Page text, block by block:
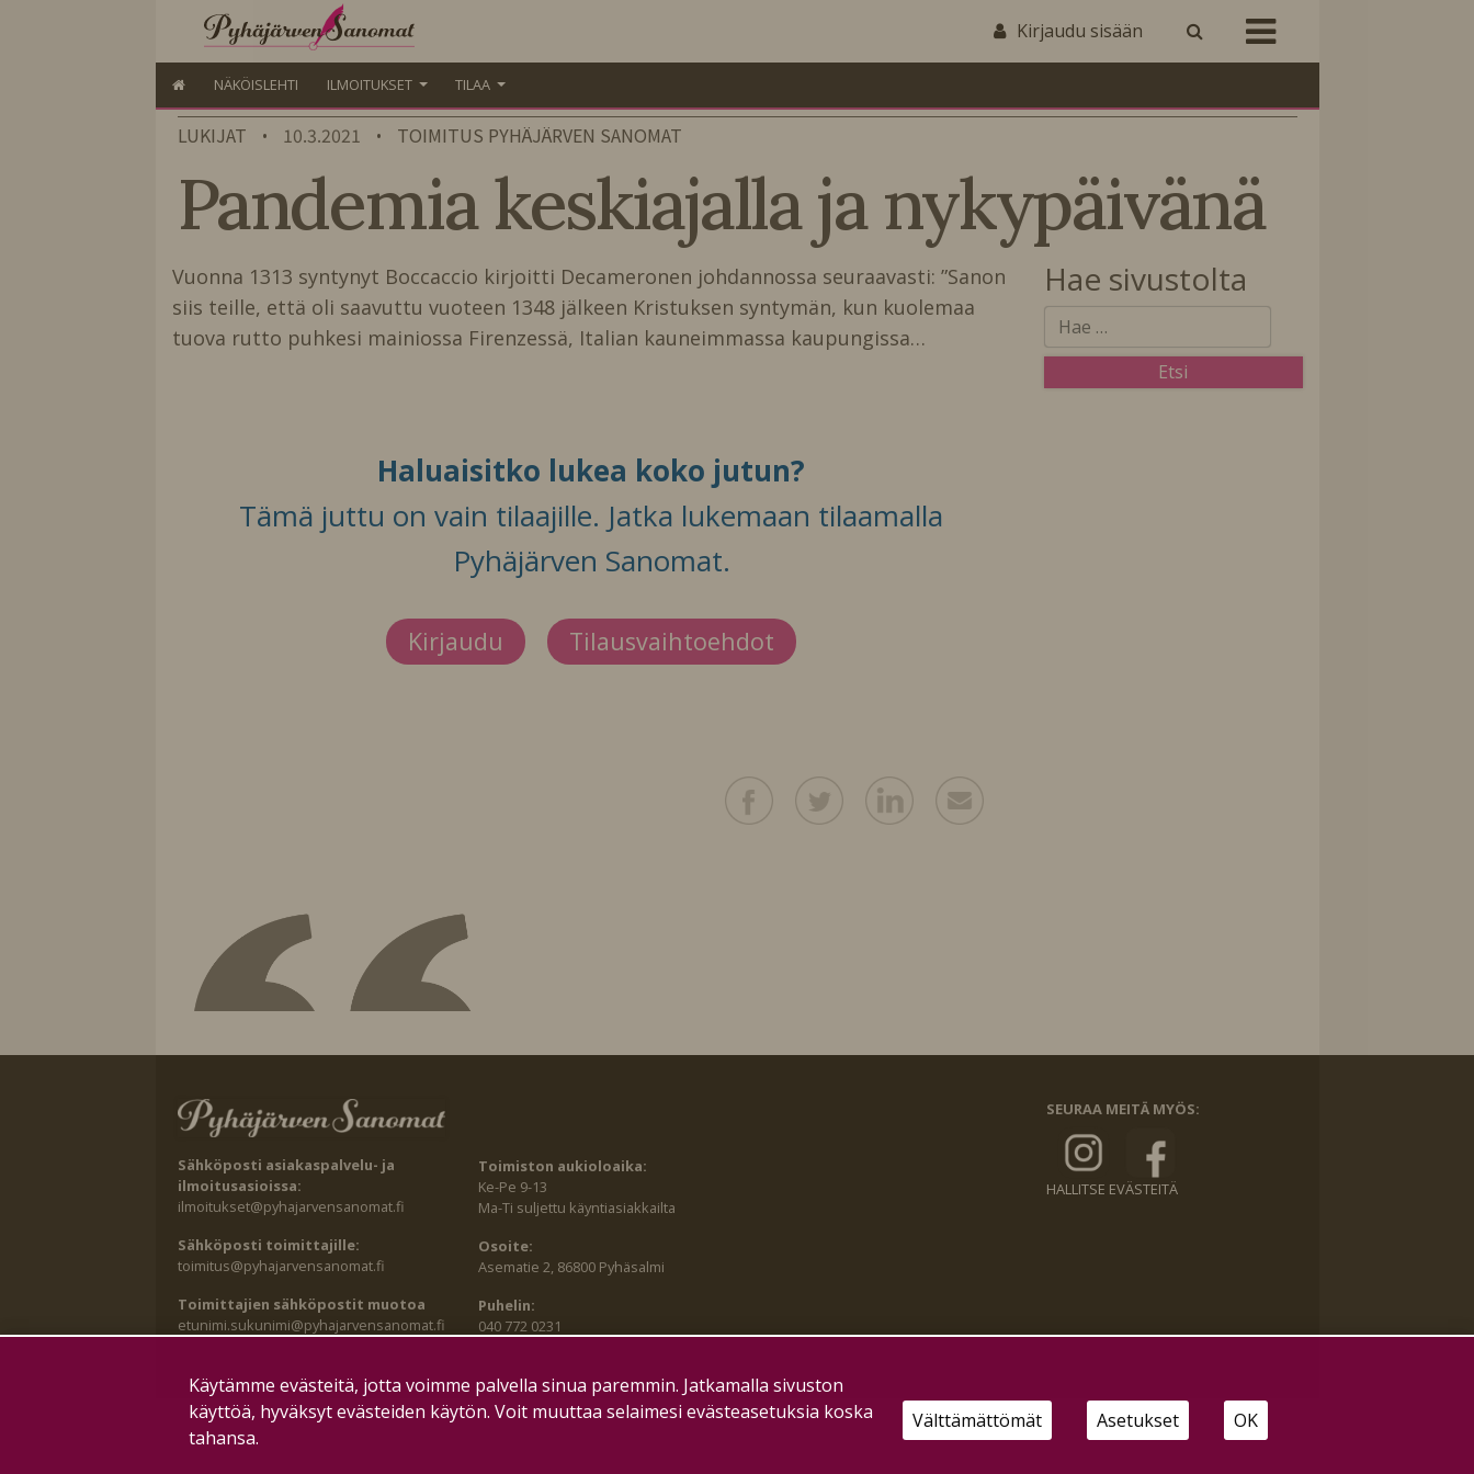
Kirjaudu sisään
NÄKÖISLEHTI ILMOITUKSET TILAA
LUKIJAT • 10.3.2021 • TOIMITUS PYHÄJÄRVEN SANOMAT
Pandemia keskiajalla ja nykypäivänä
Vuonna 1313 syntynyt Boccaccio kirjoitti Decameronen johdannossa seuraavasti: ”Sanon
siis teille, että oli saavuttu vuoteen 1348 jälkeen Kristuksen syntymän, kun kuolemaa
tuova rutto puhkesi mainiossa Firenzessä, Italian kauneimmassa kaupungissa…
Haluaisitko lukea koko jutun?
Tämä juttu on vain tilaajille. Jatka lukemaan tilaamalla
Pyhäjärven Sanomat.
Kirjaudu Tilausvaihtoehdot
Hae sivustolta
Sähköposti asiakaspalvelu- ja
ilmoitusasioissa:
ilmoitukset@pyhajarvensanomat.fi
Sähköposti toimittajille:
toimitus@pyhajarvensanomat.fi
Toimittajien sähköpostit muotoa
etunimi.sukunimi@pyhajarvensanomat.fi
Toimiston aukioloaika:
Ke-Pe 9-13
Ma-Ti suljettu käyntiasiakkailta
Osoite:
Asematie 2, 86800 Pyhäsalmi
Puhelin:
040 772 0231
SEURAA MEITÄ MYÖS:
HALLITSE EVÄSTEITÄ
Käytämme evästeitä, jotta voimme palvella sinua paremmin. Jatkamalla sivuston
käyttöä, hyväksyt evästeiden käytön. Voit muuttaa selaimesi evästeasetuksia koska
tahansa.
Välttämättömät Asetukset OK